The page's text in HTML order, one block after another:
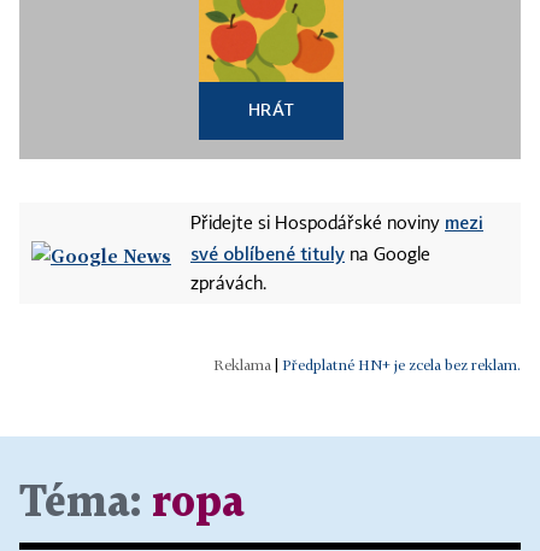
HRÁT
Přidejte si Hospodářské noviny mezi
své oblíbené tituly na Google
zprávách.
Předplatné HN+ je zcela bez reklam.
Téma: ropa